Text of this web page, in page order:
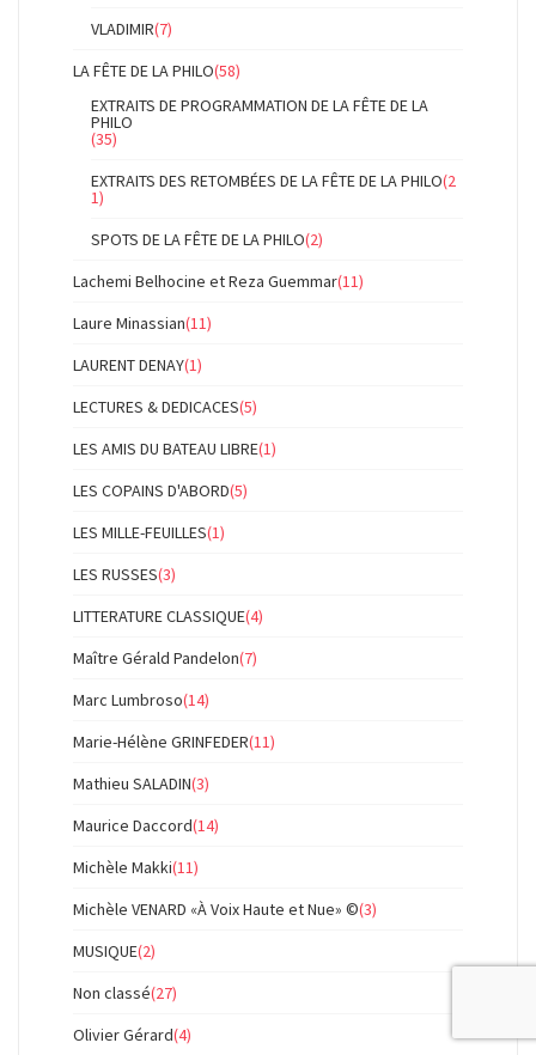
VLADIMIR(7)
LA FÊTE DE LA PHILO(58)
EXTRAITS DE PROGRAMMATION DE LA FÊTE DE LA
PHILO
(35)
EXTRAITS DES RETOMBÉES DE LA FÊTE DE LA PHILO(2
1)
SPOTS DE LA FÊTE DE LA PHILO(2)
Lachemi Belhocine et Reza Guemmar(11)
Laure Minassian(11)
LAURENT DENAY(1)
LECTURES & DEDICACES(5)
LES AMIS DU BATEAU LIBRE(1)
LES COPAINS D'ABORD(5)
LES MILLE-FEUILLES(1)
LES RUSSES(3)
LITTERATURE CLASSIQUE(4)
Maître Gérald Pandelon(7)
Marc Lumbroso(14)
Marie-Hélène GRINFEDER(11)
Mathieu SALADIN(3)
Maurice Daccord(14)
Michèle Makki(11)
Michèle VENARD «À Voix Haute et Nue» ©(3)
MUSIQUE(2)
Non classé(27)
Olivier Gérard(4)